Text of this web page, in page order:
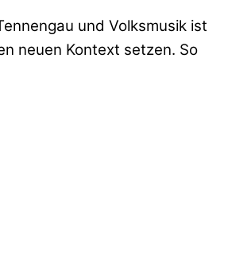
und Volksmusik ist
neuen Kontext setzen. So